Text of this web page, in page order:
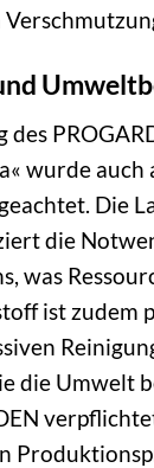
wurde
Die
die
was
ist zudem
die Umwelt